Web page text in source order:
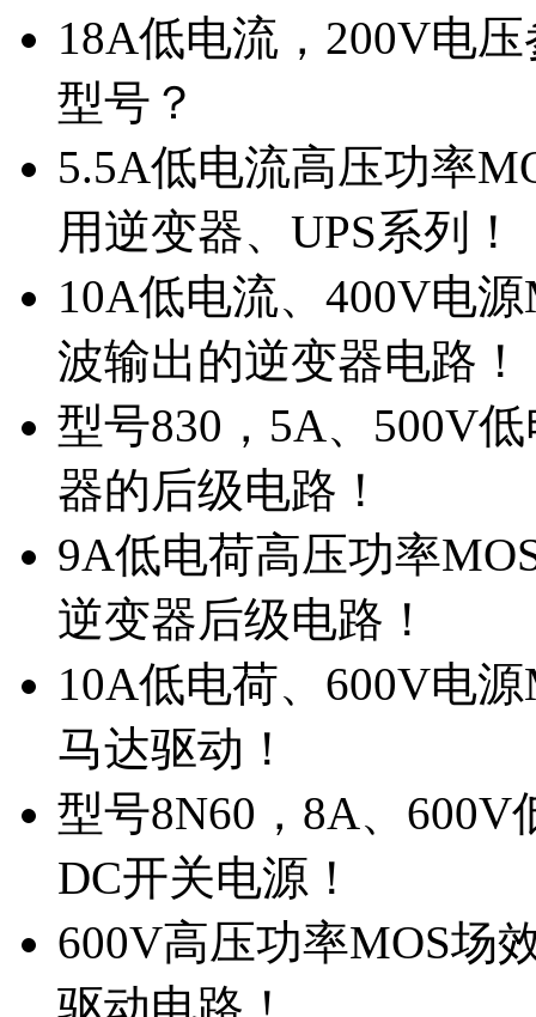
18A低电流，200V电
型号？
5.5A低电流高压功率
用逆变器、UPS系列！
10A低电流、400V电
波输出的逆变器电路！
型号830，5A、500V
器的后级电路！
9A低电荷高压功率
逆变器后级电路！
10A低电荷、600V电
马达驱动！
型号8N60，8A、
DC开关电源！
600V高压功率MOS场